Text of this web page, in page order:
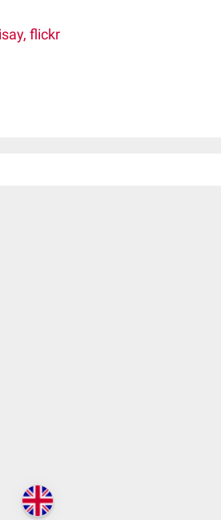
flickr